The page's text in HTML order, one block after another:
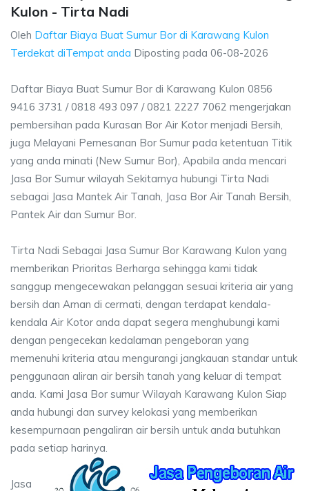
Kulon - Tirta Nadi
Oleh Daftar Biaya Buat Sumur Bor di Karawang Kulon
Terdekat diTempat anda Diposting pada 06-08-2026
Daftar Biaya Buat Sumur Bor di Karawang Kulon 0856
9416 3731 / 0818 493 097 / 0821 2227 7062 mengerjakan
pembersihan pada Kurasan Bor Air Kotor menjadi Bersih,
juga Melayani Pemesanan Bor Sumur pada ketentuan Titik
yang anda minati (New Sumur Bor), Apabila anda mencari
Jasa Bor Sumur wilayah Sekitarnya hubungi Tirta Nadi
sebagai Jasa Mantek Air Tanah, Jasa Bor Air Tanah Bersih,
Pantek Air dan Sumur Bor.
Tirta Nadi Sebagai Jasa Sumur Bor Karawang Kulon yang
memberikan Prioritas Berharga sehingga kami tidak
sanggup mengecewakan pelanggan sesuai kriteria air yang
bersih dan Aman di cermati, dengan terdapat kendala-
kendala Air Kotor anda dapat segera menghubungi kami
dengan pengecekan kedalaman pengeboran yang
memenuhi kriteria atau mengurangi jangkauan standar untuk
penggunaan aliran air bersih tanah yang keluar di tempat
anda. Kami Jasa Bor sumur Wilayah Karawang Kulon Siap
anda hubungi dan survey kelokasi yang memberikan
kesempurnaan pengaliran air bersih untuk anda butuhkan
pada setiap harinya.
Jasa